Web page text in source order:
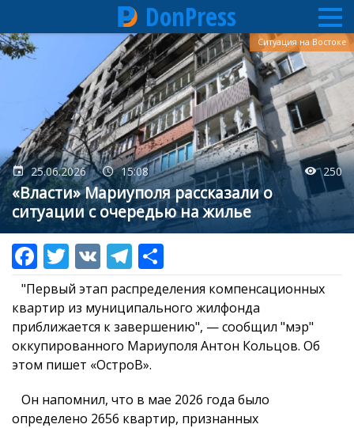
Перейти
к
содержанию
DonPress
25.06.2026 15:08 250
«Власти» Мариуполя рассказали о
ситуации с очередью на жилье
Ситуация на Востоке
"Первый этап распределения компенсационных
квартир из муниципального жилфонда
приближается к завершению", — сообщил "мэр"
оккупированного Мариуполя Антон Кольцов. Об
этом пишет «ОстроВ».
Он напомнил, что в мае 2026 года было
определено 2656 квартир, признанных